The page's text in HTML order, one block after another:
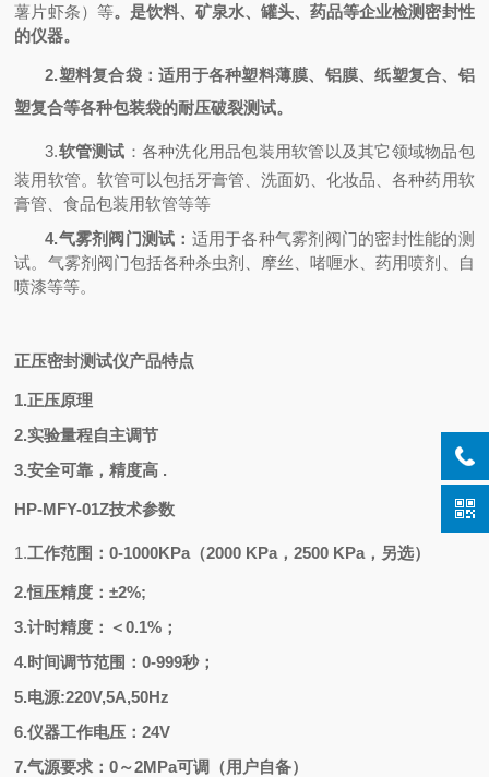
薯片虾条）等。是饮料、矿泉水、罐头、药品等企业检测密封性
的仪器。
2.塑料复合袋：适用于各种塑料薄膜、铝膜、纸塑复合、铝
塑复合等各种包装袋的耐压破裂测试。
3.软管测试 ： 各种洗化用品包装用软管以及其它领域物品包
装用软管。软管可以包括牙膏管、洗面奶、化妆品、各种药用软
膏管、食品包装用软管等等
4.气雾剂阀门测试： 适用于各种气雾剂阀门的密封性能的测
试。气雾剂阀门包括各种杀虫剂、摩丝、啫喱水、药用喷剂、自
喷漆等等。
正压密封测试仪产品特点
1.正压原理
2.实验量程自主调节
3.安全可靠，精度高 .
HP-MFY-01Z技术参数
1.工作范围：0-1000KPa（2000 KPa，2500 KPa，另选）
2.恒压精度：±2%;
3.计时精度：＜0.1%；
4.时间调节范围：0-999秒；
5.电源:220V,5A,50Hz
6.仪器工作电压：24V
7.气源要求：0～2MPa可调（用户自备）